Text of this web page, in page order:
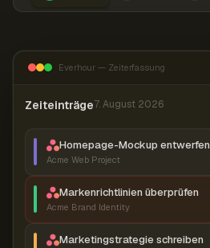
Everhour — Zeiterfassung
Zeiteinträge7. August 2026
Homepage-Mockup entwerfen
Acme Web Project
Markenrichtlinien überprüfen
Acme Brand Identity
Marketingstrategie schreiben